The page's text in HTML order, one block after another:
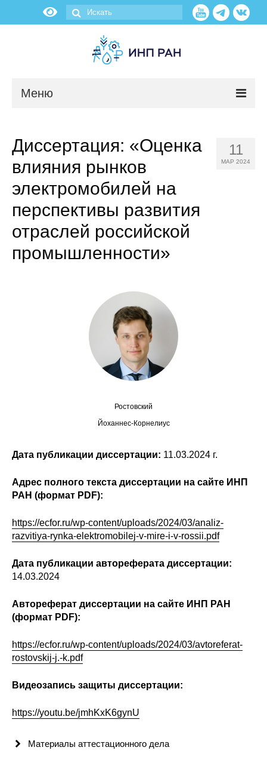
Меню
Об институте
Научные подразделения
Администрация
Противодействие коррупции
Материалы для СМИ
О журнале
Номера журналов
Общие требования
Научные труды
О журнале
Выпуски
Редакционная этика
11
МАР 2024
Диссертация: «Оценка
влияния рынков
электромобилей на
перспективы развития
отраслей российской
промышленности»
Ростовский
Йоханнес-Корнелиус
Дата публикации диссертации: 11.03.2024 г.
Адрес полного текста диссертации на сайте ИНП
РАН (формат PDF):
https://ecfor.ru/wp-content/uploads/2024/03/analiz-
razvitiya-rynka-elektromobilej-v-mire-i-v-rossii.pdf
Дата публикации автореферата диссертации:
14.03.2024
Автореферат диссертации на сайте ИНП РАН
(формат PDF):
https://ecfor.ru/wp-content/uploads/2024/03/avtoreferat-
rostovskij-j.-k.pdf
Видеозапись защиты диссертации:
https://youtu.be/jmhKxK6gynU
Материалы аттестационного дела